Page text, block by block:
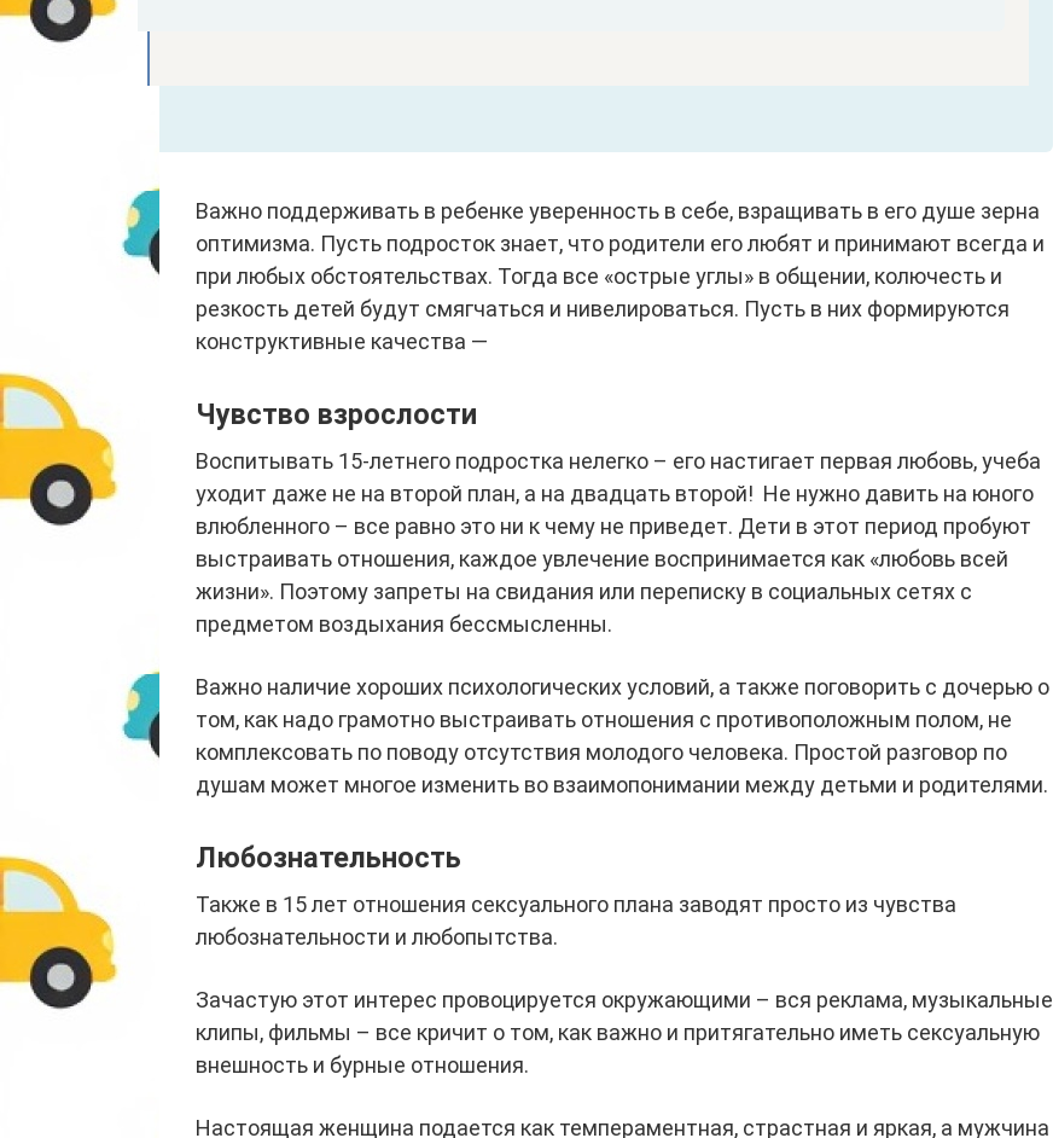
Важно поддерживать в ребенке уверенность в себе, взращивать в его душе зерна
оптимизма. Пусть подросток знает, что родители его любят и принимают всегда и
при любых обстоятельствах. Тогда все «острые углы» в общении, колючесть и
резкость детей будут смягчаться и нивелироваться. Пусть в них формируются
конструктивные качества —
Чувство взрослости
Воспитывать 15-летнего подростка нелегко – его настигает первая любовь, учеба
уходит даже не на второй план, а на двадцать второй! Не нужно давить на юного
влюбленного – все равно это ни к чему не приведет. Дети в этот период пробуют
выстраивать отношения, каждое увлечение воспринимается как «любовь всей
жизни». Поэтому запреты на свидания или переписку в социальных сетях с
предметом воздыхания бессмысленны.
Важно наличие хороших психологических условий, а также поговорить с дочерью о
том, как надо грамотно выстраивать отношения с противоположным полом, не
комплексовать по поводу отсутствия молодого человека. Простой разговор по
душам может многое изменить во взаимопонимании между детьми и родителями.
Любознательность
Также в 15 лет отношения сексуального плана заводят просто из чувства
любознательности и любопытства.
Зачастую этот интерес провоцируется окружающими – вся реклама, музыкальные
клипы, фильмы – все кричит о том, как важно и притягательно иметь сексуальную
внешность и бурные отношения.
Настоящая женщина подается как темпераментная, страстная и яркая, а мужчина